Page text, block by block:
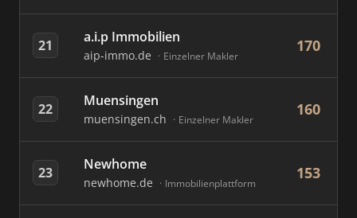
21 a.i.p Immobilien
aip-immo.de Einzelner Makler
170
22 Muensingen
muensingen.ch Einzelner Makler
160
23 Newhome
newhome.de Immobilienplattform
153